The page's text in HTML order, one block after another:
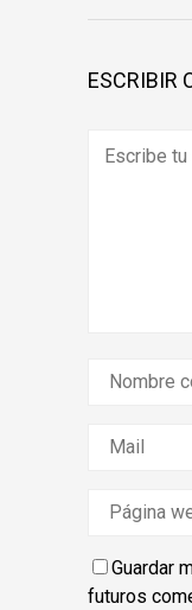
ESCRIBIR
Guardar
futuros